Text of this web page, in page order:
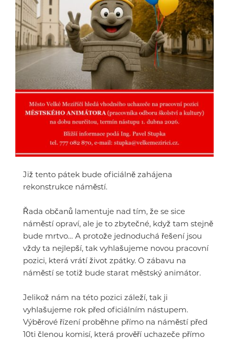
Již tento pátek bude oficiálně zahájena
rekonstrukce náměstí.
Řada občanů lamentuje nad tím, že se sice
náměstí opraví, ale je to zbytečné, když tam stejně
bude mrtvo… A protože jednoduchá řešení jsou
vždy ta nejlepší, tak vyhlašujeme novou pracovní
pozici, která vrátí život zpátky. O zábavu na
náměstí se totiž bude starat městský animátor.
Jelikož nám na této pozici záleží, tak ji
vyhlašujeme rok před oficiálním nástupem.
Výběrové řízení proběhne přímo na náměstí před
10ti členou komisí, která prověří uchazeče přímo